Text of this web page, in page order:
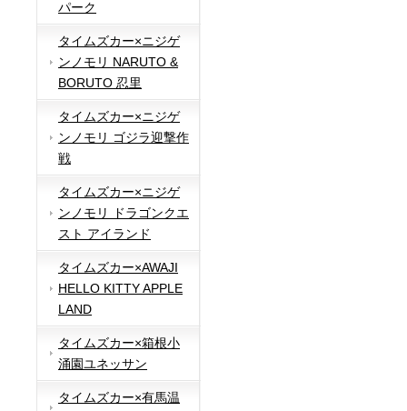
パーク
タイムズカー×ニジゲ
ンノモリ NARUTO &
BORUTO 忍里
タイムズカー×ニジゲ
ンノモリ ゴジラ迎撃作
戦
タイムズカー×ニジゲ
ンノモリ ドラゴンクエ
スト アイランド
タイムズカー×AWAJI
HELLO KITTY APPLE
LAND
タイムズカー×箱根小
涌園ユネッサン
タイムズカー×有馬温